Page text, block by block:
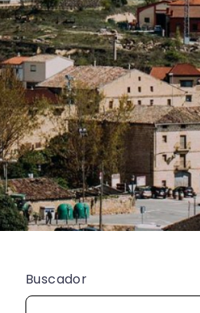
Buscador